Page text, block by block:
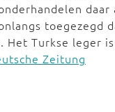
toegezegd
Turkse leger
Zeitung